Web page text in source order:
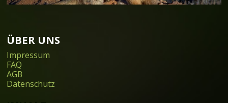
ÜBER UNS
Impressum
FAQ
AGB
Datenschutz